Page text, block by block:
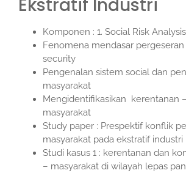
Ekstratif Industri
Komponen : 1. Social Risk Analysis
Fenomena mendasar
security
Pengenalan sistem social dan
masyarakat
Mengidentifikasikan kerentanan
masyarakat
Study paper : Prespektif konflik
masyarakat pada ekstratif industri
Studi kasus 1 : kerentanan dan
– masyarakat di wilayah lepas